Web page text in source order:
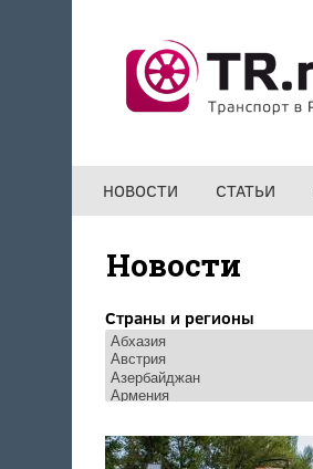
НОВОСТИ СТАТЬИ
Новости
Страны и регионы